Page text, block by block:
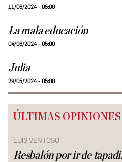
11/06/2024 - 05:00
La mala educación
04/06/2024 - 05:00
Julia
29/05/2024 - 05:00
ÚLTIMAS OPINIONES
LUIS VENTOSO
Resbalón por ir de